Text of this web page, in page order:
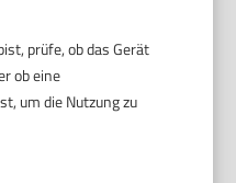
prüfe, ob das Gerät
ob eine
um die Nutzung zu